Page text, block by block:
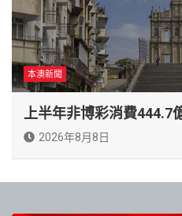
本澳新聞
上半年非博彩消費444.7
2026年8月8日